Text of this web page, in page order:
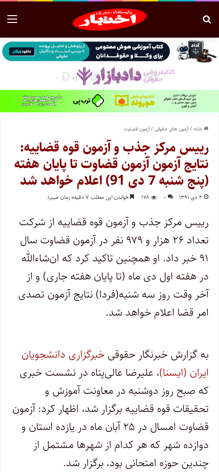
خانه/آزمون های حقوقی/آزمون قضاوت
رییس مرکز جذب و آزمون قوه قضاییه:
نتایج آزمون آزمون قضاوت تا پایان هفته
(پنج شنبه 7 دی 91) اعلام خواهد شد
۴ دی ۱۳۹۱ ۰ ۱۷۸ خواندن این مطلب ۷ دقیقه زمان میبرد
رییس مرکز جذب و آزمون قوه قضاییه از شرکت
تعداد ۲۶ هزار و ۹۷۹ نفر در آزمون قضاوت سال
۹۱ خبر داد. او همچنین تاکید کرد که ان‌شاءالله
در هفته اول دی ماه (تا پایان هفته جاری) و از
آخر وقت روز سه شنبه(فردا) نتایج آزمون تصدی
امر قضا اعلام خواهد شد.
به گزارش خبرنگار حقوقی خبرگزاری دانشجویان
ایران (ایسنا)، علیرضا عالی‌پناه در نشست خبری
که صبح روز دوشنبه در معاونت آموزش و
تحقیقات قوه قضاییه برگزار شد، اظهار کرد: آزمون
قضاوت امسال در ۲۵ آبان ماه در یازده استان و
دوازده شهر که هر کدام از شهرها مشتمل از
چندین حوزه امتحانی بود، برگزار شد.